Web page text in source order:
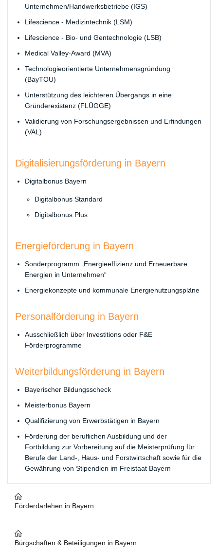
Unternehmen/Handwerksbetriebe (IGS)
Lifescience - Medizintechnik (LSM)
Lifescience - Bio- und Gentechnologie (LSB)
Medical Valley-Award (MVA)
Technologieorientierte Unternehmensgründung
(BayTOU)
Unterstützung des leichteren Übergangs in eine
Gründerexistenz (FLÜGGE)
Validierung von Forschungsergebnissen und Erfindungen
(VAL)
​Digitalisierungsförderung in Bayern
Digitalbonus Bayern
Digitalbonus Standard
Digitalbonus Plus
​Energieförderung in Bayern
Sonderprogramm „Energieeffizienz und Erneuerbare
Energien in Unternehmen“
Energiekonzepte und kommunale Energienutzungspläne
​Personalförderung in Bayern
Ausschließlich über Investitions oder F&E
Förderprogramme
​Weiterbildungsförderung in Bayern
Bayerischer Bildungsscheck
Meisterbonus Bayern
Qualifizierung von Erwerbstätigen in Bayern
Förderung der beruflichen Ausbildung und der
Fortbildung zur Vorbereitung auf die Meisterprüfung für
Berufe der Land-, Haus- und Forstwirtschaft sowie für die
Gewährung von Stipendien im Freistaat Bayern
Förderdarlehen in Bayern
​DARLEHEN IN BAYERN
Bürgschaften & Beteiligungen in Bayern